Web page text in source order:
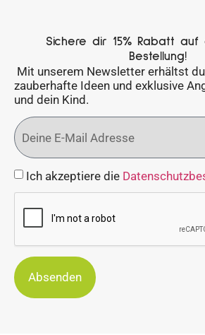
Sichere dir 15% Rabatt
Bestellung!
Mit unserem Newsletter erhältst
zauberhafte Ideen und exklusive
und dein Kind.
Ich akzeptiere die
Absenden